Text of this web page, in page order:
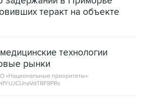
теракт на объекте
технологии
рынки
«Национальные приоритеты».